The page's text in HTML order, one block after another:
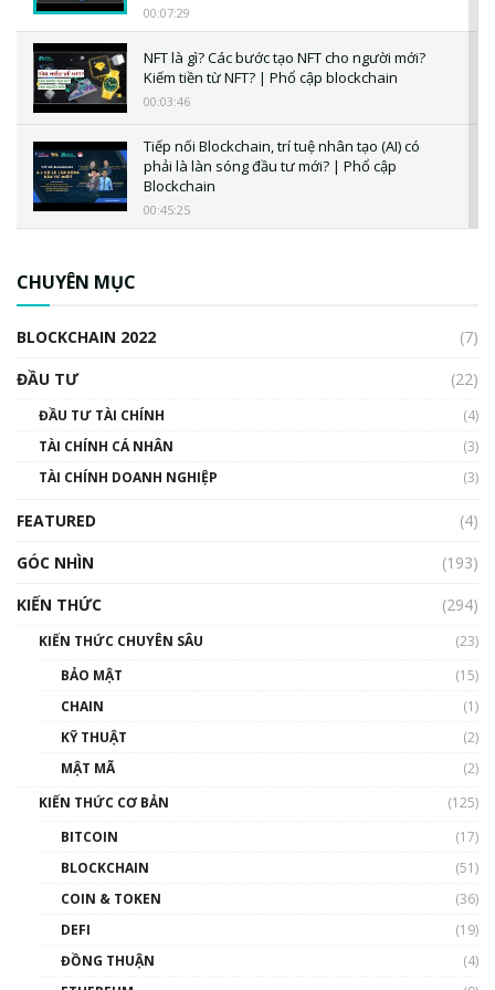
00:07:29
NFT là gì? Các bước tạo NFT cho người mới?
Kiếm tiền từ NFT? | Phổ cập blockchain
00:03:46
Tiếp nối Blockchain, trí tuệ nhân tạo (AI) có
phải là làn sóng đầu tư mới? | Phổ cập
Blockchain
00:45:25
00:02:14
Nhìn lại năm 2022: Những sự kiện ảnh hưởng
đến hệ sinh thái tiền mã hoá | Phổ cập
00:43:47
như thể nào?
00:39:31
Phổ cập Blockchain
CHUYÊN MỤC
BLOCKCHAIN 2022
(7)
ĐẦU TƯ
(22)
ĐẦU TƯ TÀI CHÍNH
(4)
TÀI CHÍNH CÁ NHÂN
(3)
TÀI CHÍNH DOANH NGHIỆP
(3)
FEATURED
(4)
GÓC NHÌN
(193)
KIẾN THỨC
(294)
KIẾN THỨC CHUYÊN SÂU
(23)
BẢO MẬT
(15)
CHAIN
(1)
KỸ THUẬT
(2)
MẬT MÃ
(2)
KIẾN THỨC CƠ BẢN
(125)
BITCOIN
(17)
BLOCKCHAIN
(51)
COIN & TOKEN
(36)
DEFI
(19)
ĐỒNG THUẬN
(4)